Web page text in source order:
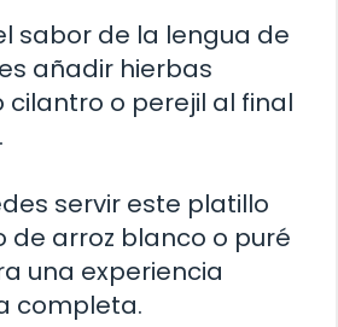
sabor de la lengua de
añadir hierbas
o perejil al final
servir este platillo
arroz blanco o puré
una experiencia
completa.